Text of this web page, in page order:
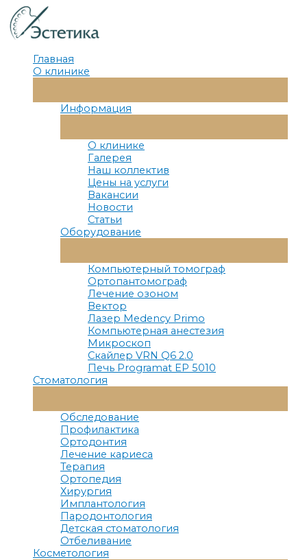
Перейти
к
содержимому
Главная
О клинике
Меню
Информация
Меню
О клинике
Галерея
Наш коллектив
Цены на услуги
Вакансии
Новости
Статьи
Оборудование
Меню
Компьютерный томограф
Ортопантомограф
Лечение озоном
Вектор
Лазер Medency Primo
Компьютерная анестезия
Микроскоп
Скайлер VRN Q6 2.0
Печь Programat EP 5010
Стоматология
Меню
Обследование
Профилактика
Ортодонтия
Лечение кариеса
Терапия
Ортопедия
Хирургия
Имплантология
Пародонтология
Детская стоматология
Отбеливание
Косметология